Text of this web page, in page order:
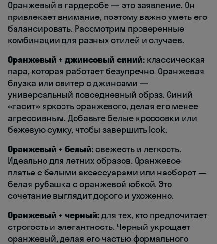
Оранжевый в гардеробе — это заявление. Он
привлекает внимание, поэтому важно уметь его
балансировать. Рассмотрим проверенные
комбинации для разных стилей и случаев.
Оранжевый + джинсовый синий:классическая
пара, которая работает безупречно. Оранжевая
блузка или свитер с джинсами —
универсальный повседневный образ. Синий
«гасит» яркость оранжевого, делая его менее
агрессивным. Добавьте белые кроссовки или
бежевую сумку, чтобы завершить look.
Оранжевый + белый:свежесть и легкость.
Идеально для летних образов. Оранжевое
платье с белыми аксессуарами или наоборот —
белая рубашка с оранжевой юбкой. Это
сочетание выглядит дорого и ухоженно.
Оранжевый + черный:для тех, кто предпочитает
строгость и элегантность. Черный укрощает
оранжевый, делая его частью формального